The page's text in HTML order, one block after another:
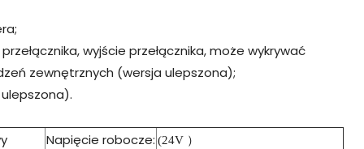
wyjście przełącznika, może wykrywać
zewnętrznych (wersja ulepszona);
Napięcie robocze: (24V ）